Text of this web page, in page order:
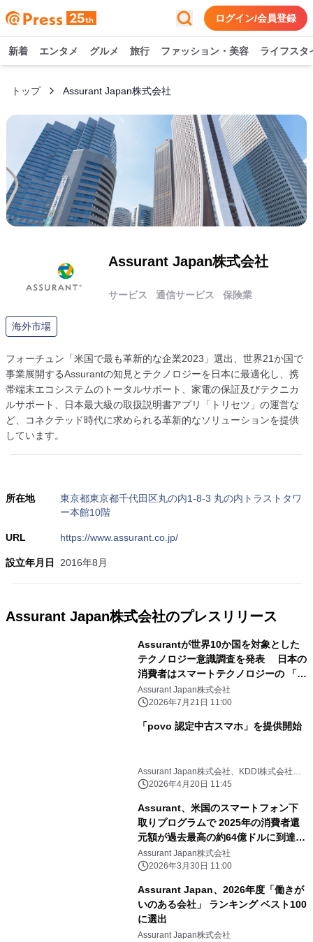
ログイン/会員登録
新着 エンタメ グルメ 旅行 ファッション・美容 ライフスタ
トップ Assurant Japan株式会社
Assurant Japan株式会社
サービス 通信サービス 保険業
海外市場
フォーチュン「米国で最も革新的な企業2023」選出、世界21か国で
事業展開するAssurantの知見とテクノロジーを日本に最適化し、携
帯端末エコシステムのトータルサポート、家電の保証及びテクニカ
ルサポート、日本最大級の取扱説明書アプリ「トリセツ」の運営な
ど、コネクテッド時代に求められる革新的なソリューションを提供
しています。
所在地
東京都東京都千代田区丸の内1-8-3 丸の内トラストタワ
ー本館10階
URL https://www.assurant.co.jp/
設立年月日 2016年8月
Assurant Japan株式会社のプレスリリース
Assurantが世界10か国を対象とした
テクノロジー意識調査を発表 日本の
消費者はスマートテクノロジーの 「安
全性と長期的な信頼」を重視
Assurant Japan株式会社
2026年7月21日 11:00
「povo 認定中古スマホ」を提供開始
Assurant Japan株式会社、KDDI株式会社、
沖縄セルラー電話株式会社、KDDI Digital
2026年4月20日 11:45
Assurant、米国のスマートフォン下
取りプログラムで 2025年の消費者還
元額が過去最高の約64億ドルに到達と
発表
Assurant Japan株式会社
2026年3月30日 11:00
Assurant Japan、2026年度「働きが
いのある会社」 ランキング ベスト100
に選出
Assurant Japan株式会社